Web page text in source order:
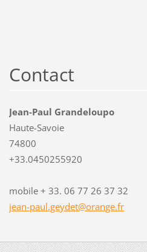
Contact
Jean-Paul Grandeloupo
Haute-Savoie
74800
+33.0450255920
mobile + 33. 06 77 26 37 32
jean-paul.geydet@orange.fr